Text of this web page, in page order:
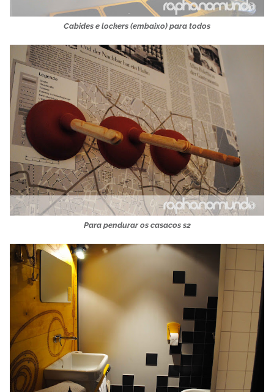
Cabides e lockers (embaixo) para todos
Para pendurar os casacos s2